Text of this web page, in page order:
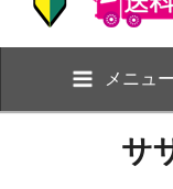
メニュー
サ